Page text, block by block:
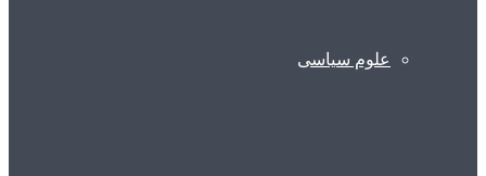
علوم سیاسی